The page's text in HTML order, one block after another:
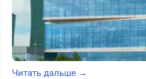
Читать дальше →